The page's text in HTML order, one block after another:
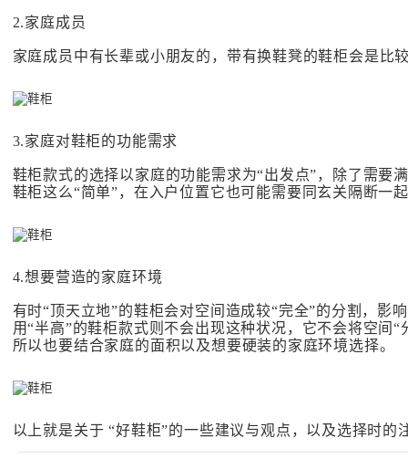
2.家庭成员
家庭成员中有长辈或小朋友的，带有换鞋凳的鞋柜会是比
3.家庭对鞋柜的功能需求
鞋柜款式的选择以家庭的功能需求为“出发点”，除了需要
鞋柜这么“简单”，在入户位置它也可能需要同玄关隔断一
4.想要营造的家庭环境
有时“顶天立地”的鞋柜会对空间造成较“完全”的分割，影
用“半高”的鞋柜款式则不会出现这种状况，它不会将空间
所以也要结合家庭的面积以及想要硬装的家庭环境选择。
以上就是关于 “好鞋柜”的一些建议与观点，以及选择时的